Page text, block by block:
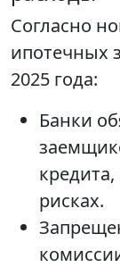
Согласно
ипотечных
2025 года:
Банки
рисках.